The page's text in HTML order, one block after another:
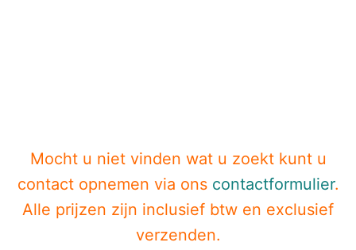
Mocht u niet vinden wat u zoekt kunt u
contact opnemen via ons contactformulier.
Alle prijzen zijn inclusief btw en exclusief
verzenden.